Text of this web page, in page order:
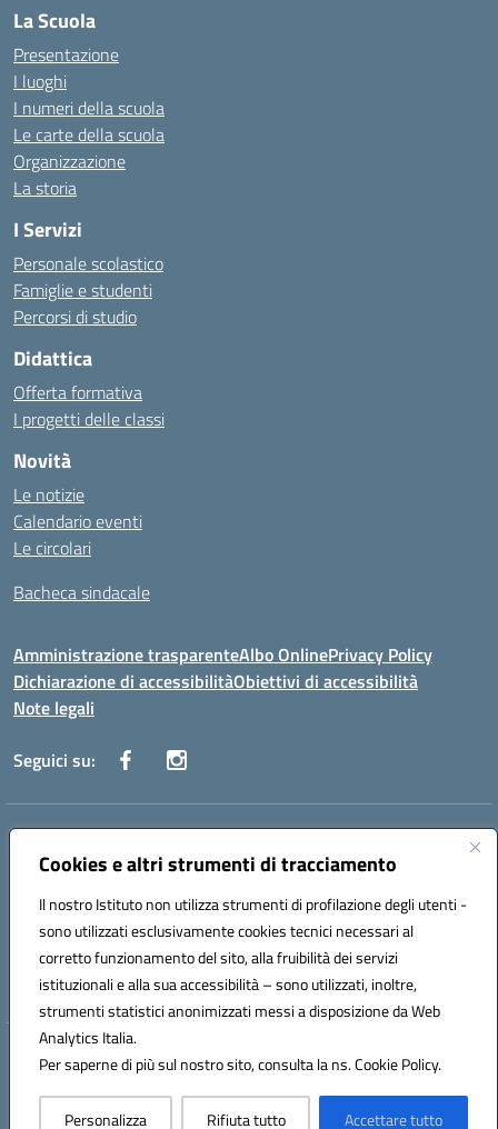
Cookies e altri strumenti di tracciamento
Il nostro Istituto non utilizza strumenti di profilazione degli utenti -
sono utilizzati esclusivamente cookies tecnici necessari al
corretto funzionamento del sito, alla fruibilità dei servizi
istituzionali e alla sua accessibilità – sono utilizzati, inoltre,
strumenti statistici anonimizzati messi a disposizione da Web
Analytics Italia.
Per saperne di più sul nostro sito, consulta la ns. Cookie Policy.
Personalizza Rifiuta tutto Accettare tutto
La Scuola
Presentazione
I luoghi
I numeri della scuola
Le carte della scuola
Organizzazione
La storia
I Servizi
Personale scolastico
Famiglie e studenti
Percorsi di studio
Didattica
Offerta formativa
I progetti delle classi
Novità
Le notizie
Calendario eventi
Le circolari
Bacheca sindacale
Amministrazione trasparenteAlbo OnlinePrivacy Policy
Dichiarazione di accessibilitàObiettivi di accessibilità
Note legali
Seguici su:
Indirizzo:
Centralino:0924 534873 Salemi - 0924534879 Partanna
Posta elettronica certificata (PEC):tpis002005@pec.istruzione.it
Codice fiscale: 90000320813
Codice meccanografico: TPIS002005
Hosting & Powered by 3D Solution S.r.l.
Concept & Design by Designers Italia